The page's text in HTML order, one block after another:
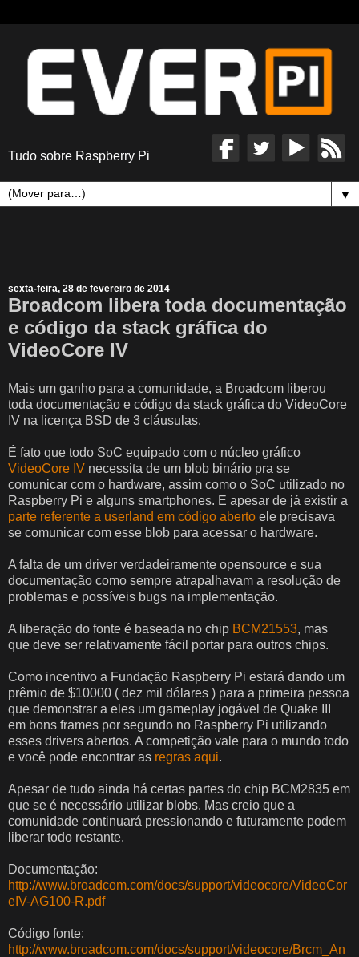
Tudo sobre Raspberry Pi
▼
sexta-feira, 28 de fevereiro de 2014
Broadcom libera toda documentação
e código da stack gráfica do
VideoCore IV
Mais um ganho para a comunidade, a Broadcom liberou
toda documentação e código da stack gráfica do VideoCore
IV na licença BSD de 3 cláusulas.
É fato que todo SoC equipado com o núcleo gráfico
VideoCore IV necessita de um blob binário pra se
comunicar com o hardware, assim como o SoC utilizado no
Raspberry Pi e alguns smartphones. E apesar de já existir a
parte referente a userland em código aberto ele precisava
se comunicar com esse blob para acessar o hardware.
A falta de um driver verdadeiramente opensource e sua
documentação como sempre atrapalhavam a resolução de
problemas e possíveis bugs na implementação.
A liberação do fonte é baseada no chip BCM21553, mas
que deve ser relativamente fácil portar para outros chips.
Como incentivo a Fundação Raspberry Pi estará dando um
prêmio de $10000 ( dez mil dólares ) para a primeira pessoa
que demonstrar a eles um gameplay jogável de Quake III
em bons frames por segundo no Raspberry Pi utilizando
esses drivers abertos. A competição vale para o mundo todo
e você pode encontrar as regras aqui.
Apesar de tudo ainda há certas partes do chip BCM2835 em
que se é necessário utilizar blobs. Mas creio que a
comunidade continuará pressionando e futuramente podem
liberar todo restante.
Documentação:
http://www.broadcom.com/docs/support/videocore/VideoCor
eIV-AG100-R.pdf
Código fonte:
http://www.broadcom.com/docs/support/videocore/Brcm_An